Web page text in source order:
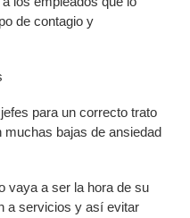
de contagio y
para un correcto trato
bajas de ansiedad
vaya a ser la hora de su
a servicios y así evitar